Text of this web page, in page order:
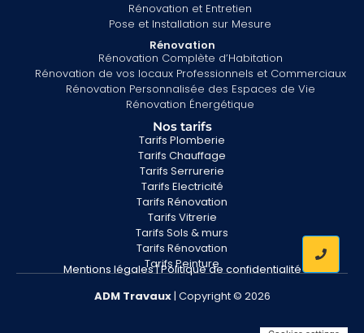
Rénovation et Entretien
Pose et Installation sur Mesure
Rénovation
Rénovation Complète d’Habitation
Rénovation de vos locaux Professionnels et Commerciaux
Rénovation Personnalisée des Espaces de Vie
Rénovation Énergétique
Nos tarifs
Tarifs Plomberie
Tarifs Chauffage
Tarifs Serrurerie
Tarifs Electricité
Tarifs Rénovation
Tarifs Vitrerie
Tarifs Sols & murs
Tarifs Rénovation
Tarifs Peinture
Mentions légales|Politique de confidentialité
ADM Travaux| Copyright © 2026